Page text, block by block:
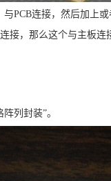
PCB连接，然后加上
接，那么这个与主板
列封装”。